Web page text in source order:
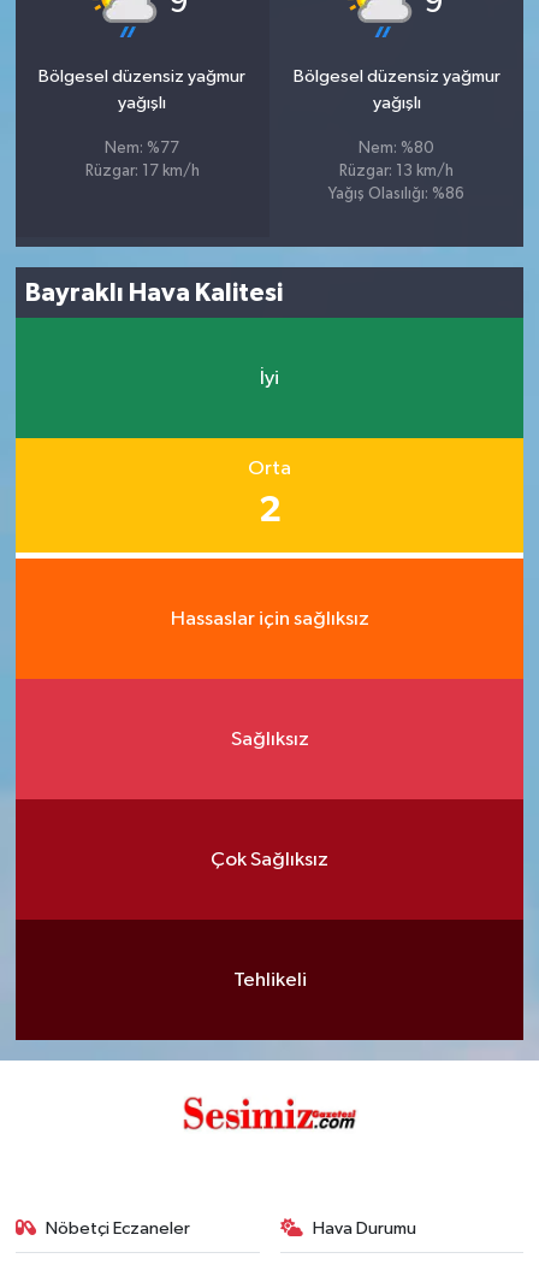
Bölgesel düzensiz yağmur
yağışlı
Nem: %77
Rüzgar: 17 km/h
Bölgesel düzensiz yağmur
yağışlı
Nem: %80
Rüzgar: 13 km/h
Yağış Olasılığı: %86
Bayraklı Hava Kalitesi
İyi
Orta
2
Hassaslar için sağlıksız
Sağlıksız
Çok Sağlıksız
Tehlikeli
Nöbetçi Eczaneler Hava Durumu